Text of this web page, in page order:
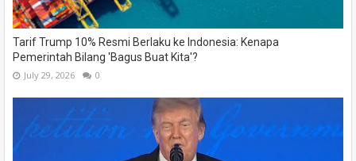
Tarif Trump 10% Resmi Berlaku ke Indonesia: Kenapa
Pemerintah Bilang 'Bagus Buat Kita'?
July 29, 2026 0